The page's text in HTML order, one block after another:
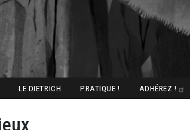
LE DIETRICH PRATIQUE ! ADHÉREZ !